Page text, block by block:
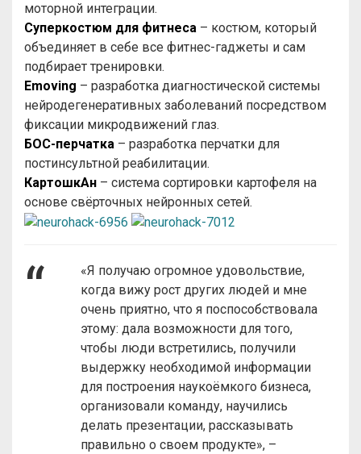
моторной интеграции.
Суперкостюм для фитнеса – костюм, который
объединяет в себе все фитнес-гаджеты и сам
подбирает тренировки.
Emoving – разработка диагностической системы
нейродегенеративных заболеваний посредством
фиксации микродвижений глаз.
БОС-перчатка – разработка перчатки для
постинсультной реабилитации.
КартошкАн – система сортировки картофеля на
основе свёрточных нейронных сетей.
«Я получаю огромное удовольствие,
когда вижу рост других людей и мне
очень приятно, что я поспособствовала
этому: дала возможности для того,
чтобы люди встретились, получили
выдержку необходимой информации
для построения наукоёмкого бизнеса,
организовали команду, научились
делать презентации, рассказывать
правильно о своем продукте», –